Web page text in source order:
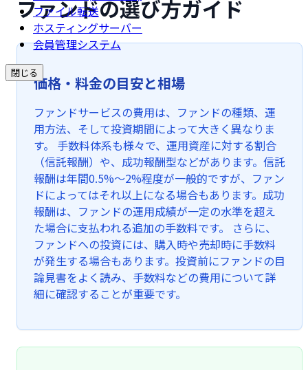
ファイル転送
ホスティングサーバー
会員管理システム
閉じる
ファンドの選び方ガイド
価格・料金の目安と相場
ファンドサービスの費用は、ファンドの種類、運
用方法、そして投資期間によって大きく異なりま
す。 手数料体系も様々で、運用資産に対する割合
（信託報酬）や、成功報酬型などがあります。信託
報酬は年間0.5%〜2%程度が一般的ですが、ファン
ドによってはそれ以上になる場合もあります。成功
報酬は、ファンドの運用成績が一定の水準を超え
た場合に支払われる追加の手数料です。 さらに、
ファンドへの投資には、購入時や売却時に手数料
が発生する場合もあります。投資前にファンドの目
論見書をよく読み、手数料などの費用について詳
細に確認することが重要です。